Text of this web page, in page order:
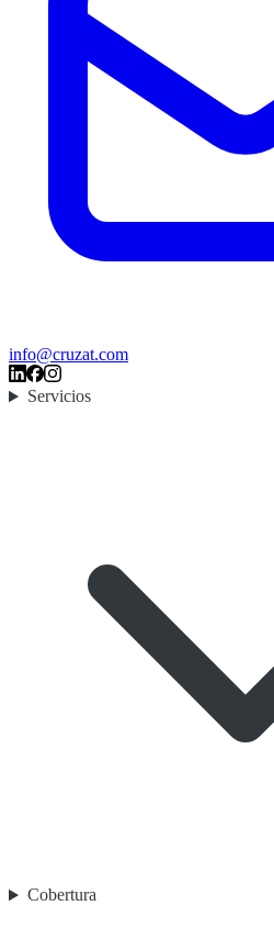
info@cruzat.com
Servicios
Cobertura